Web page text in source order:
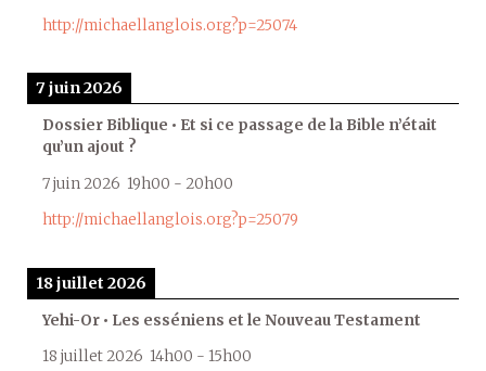
http://michaellanglois.org?p=25074
7 juin 2026
Dossier Biblique • Et si ce passage de la Bible n’était
qu’un ajout ?
7 juin 2026 19h00 - 20h00
http://michaellanglois.org?p=25079
18 juillet 2026
Yehi-Or • Les esséniens et le Nouveau Testament
18 juillet 2026 14h00 - 15h00